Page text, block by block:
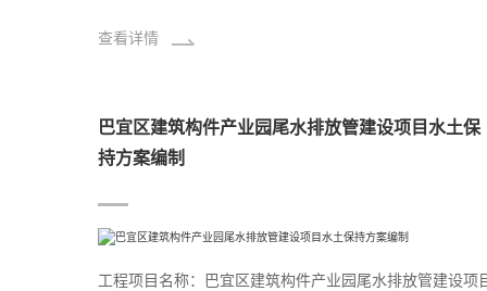
查看详情
巴宜区建筑构件产业园尾水排放管建设项目水土保
持方案编制
工程项目名称：巴宜区建筑构件产业园尾水排放管建设项